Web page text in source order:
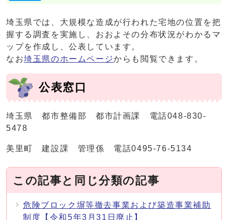
埼玉県では、大規模な造成が行われた宅地の位置を把
握する調査を実施し、おおよその分布状況がわかるマ
ップを作成し、公表しています。
なお埼玉県のホームページからも閲覧できます。
公表窓口
埼玉県 都市整備部 都市計画課 電話048-830-
5478
美里町 建設課 管理係 電話0495-76-5134
この記事と同じ分類の記事
危険ブロック塀等撤去事業および築造事業補助
制度【令和5年3月31日廃止】